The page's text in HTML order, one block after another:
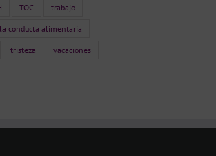
TOC trabajo
conducta alimentaria
tristeza vacaciones